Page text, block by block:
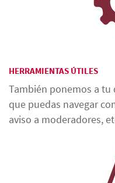
HERRAMIENTAS ÚTILES
También ponemos a
que puedas navegar
aviso a moderadores,